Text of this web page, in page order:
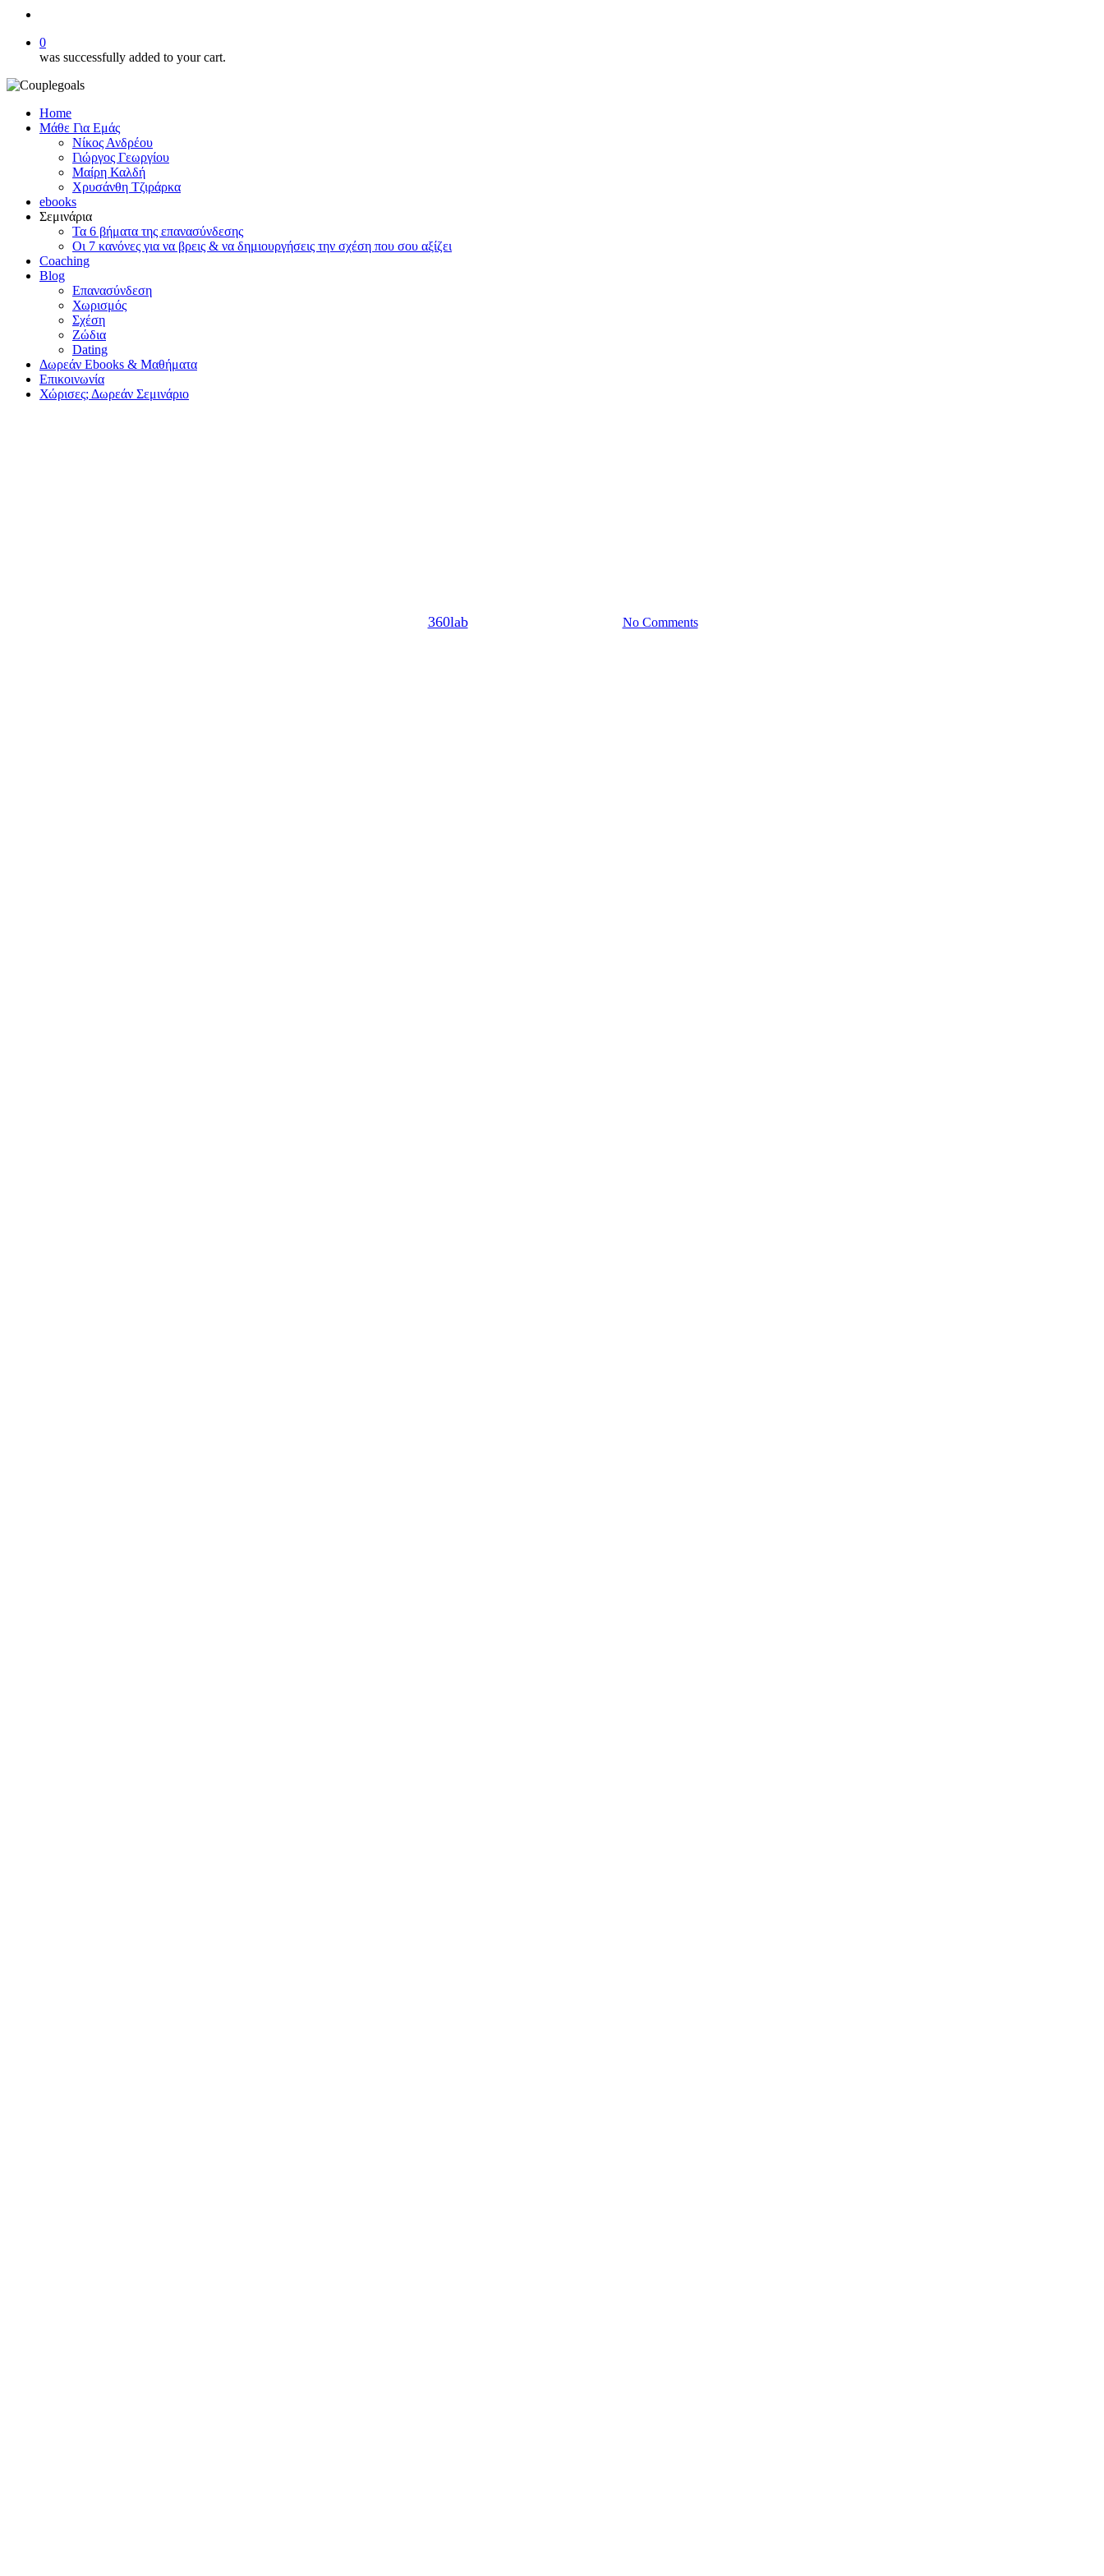
0
was successfully added to your cart.
Home
Μάθε Για Εμάς
Νίκος Ανδρέου
Γιώργος Γεωργίου
Μαίρη Καλδή
Χρυσάνθη Τζιράρκα
ebooks
Σεμινάρια
Τα 6 βήματα της επανασύνδεσης
Οι 7 κανόνες για να βρεις & να δημιουργήσεις την σχέση που σου αξίζει
Coaching
Blog
Επανασύνδεση
Χωρισμός
Σχέση
Ζώδια
Dating
Δωρεάν Ebooks & Μαθήματα
Επικοινωνία
Χώρισες; Δωρεάν Σεμινάριο
360lab13/10/2021 No Comments